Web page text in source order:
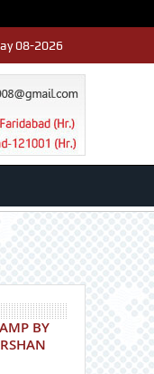
08-2026
श्री हनुमान मंदिर 3डी-42
BY